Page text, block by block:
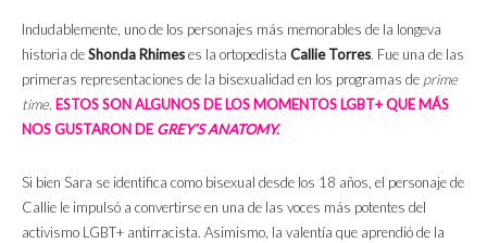
Indudablemente, uno de los personajes más memorables de la longeva
historia deShonda Rhimeses la ortopedista Callie Torres. Fue una de las
primeras representaciones de la bisexualidad en los programas de prime
time. ESTOS SON ALGUNOS DE LOS MOMENTOS LGBT+ QUE MÁS
NOS GUSTARON DE GREY’S ANATOMY.
Si bien Sara se identifica como bisexual desde los 18 años, el personaje de
Callie le impulsó a convertirse en una de las voces más potentes del
activismo LGBT+ antirracista. Asimismo, la valentía que aprendió de la